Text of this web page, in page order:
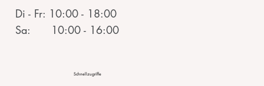
Di - Fr: 10:00 - 18:00
Sa: 10:00 - 16:00
Schnellzugriffe